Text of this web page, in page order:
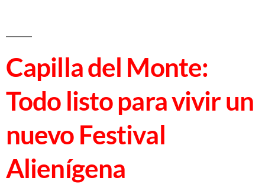
Capilla del Monte:
Todo listo para vivir un
nuevo Festival
Alienígena